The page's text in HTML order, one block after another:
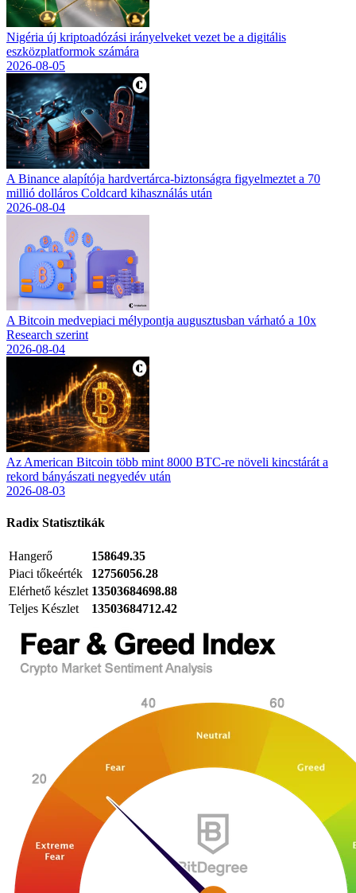
Nigéria új kriptoadózási irányelveket vezet be a digitális
eszközplatformok számára
2026-08-05
A Binance alapítója hardvertárca-biztonságra figyelmeztet a 70
millió dolláros Coldcard kihasználás után
2026-08-04
A Bitcoin medvepiaci mélypontja augusztusban várható a 10x
Research szerint
2026-08-04
Az American Bitcoin több mint 8000 BTC-re növeli kincstárát a
rekord bányászati negyedév után
2026-08-03
Radix Statisztikák
Hangerő
158649.35
Piaci tőkeérték
12756056.28
Elérhető készlet 13503684698.88
Teljes Készlet
13503684712.42